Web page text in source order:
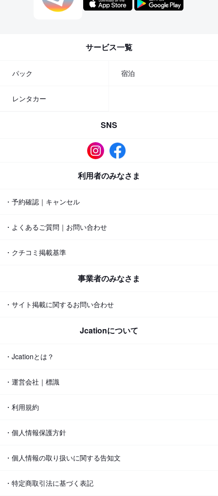
サービス一覧
パック 宿泊
レンタカー
SNS
利用者のみなさま
・予約確認｜キャンセル
・よくあるご質問｜お問い合わせ
・クチコミ掲載基準
事業者のみなさま
・サイト掲載に関するお問い合わせ
Jcationについて
・Jcationとは？
・運営会社｜標識
・利用規約
・個人情報保護方針
・個人情報の取り扱いに関する告知文
・特定商取引法に基づく表記